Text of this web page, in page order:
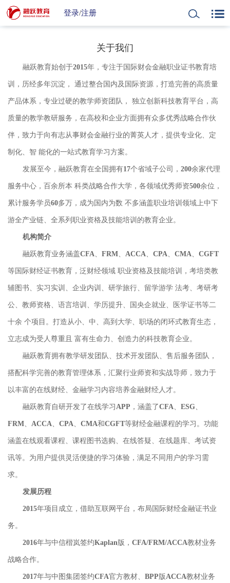
登录/注册
关于我们
融跃教育始创于2015年，专注于国际财会金融职业证书教育培
训，历经多年沉淀， 通过整合国内及国际资源，打造完善的高质量
产品体系，专业过硬的教学师资团队， 独立创新科技教育平台，高
质量的教学教研服务，在高校和企业方面拥有众多优秀战略合作伙
伴，致力于向有志从事财会金融行业的菁英人才，提供专业化、定
制化、智 能化的一站式教育学习方案。
发展至今，融跃教育在全国拥有17个省域子公司，200余家代理
服务中心，百余所本 科类战略合作大学，各领域优秀师资500余位，
累计服务学员60多万，成为国内为数 不多涵盖职业培训领域上中下
游全产业链、全系列职业资格及技能培训的教育企业。
机构简介
融跃教育业务涵盖CFA、FRM、ACCA、CPA、CMA、CGFT
等国际财经证书教育，泛财经领域 职业资格及技能培训，考培类教
辅图书、实习实训、企业内训、研学旅行、留学游学 法考、考研考
公、教师资格、语言培训、学历提升、国央企就业、医学证书等二
十余 个项目。打造从小、中、高到大学、职场的闭环式教育生态，
立志成为受人尊重且 富有生命力、创造力的科技教育企业。
融跃教育拥有教学研发团队、技术开发团队、售后服务团队，
搭配科学完善的教育管理体系，汇聚行业师资和实战导师，致力于
以丰富的在线财经、金融学习内容培养金融财经人才。
融跃教育自研开发了在线学习APP，涵盖了CFA、ESG、
FRM、ACCA、CPA、CMA和CGFT等财经金融课程的学习。功能
涵盖在线观看课程、课程图书选购、在线答疑、在线题库、考试资
讯等。为用户提供灵活便捷的学习体验，满足不同用户的学习需
求。
发展历程
2015年项目成立，借助互联网平台，布局国际财经金融证书业
务。
2016年与中信楷岚签约Kaplan版，CFA/FRM/ACCA教材业务
战略合作。
2017年与中图集团签约CFA官方教材、BPP版ACCA教材业务